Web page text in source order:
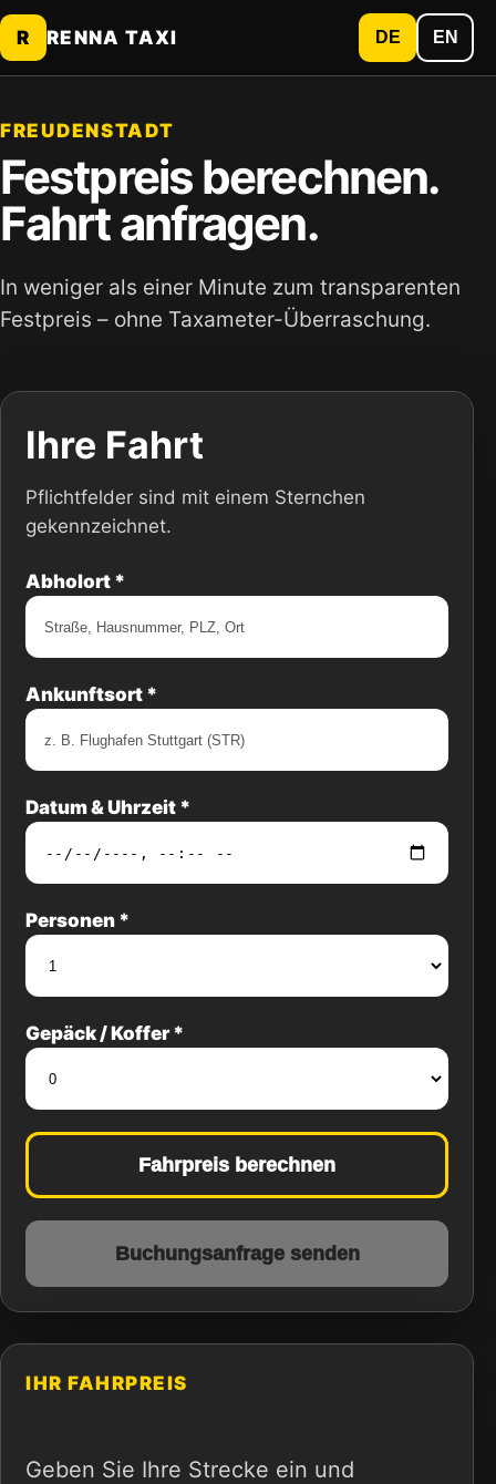
R RENNA TAXI DE EN
FREUDENSTADT
Festpreis berechnen.
Fahrt anfragen.
In weniger als einer Minute zum transparenten
Festpreis – ohne Taxameter-Überraschung.
Ihre Fahrt
Pflichtfelder sind mit einem Sternchen
gekennzeichnet.
Abholort *
Ankunftsort *
Datum & Uhrzeit *
Personen *
Gepäck / Koffer *
Fahrpreis berechnen
Buchungsanfrage senden
IHR FAHRPREIS
Geben Sie Ihre Strecke ein und